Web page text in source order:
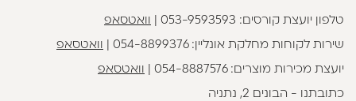
טלפון יועצת קורסים: 053-9593593 וואטסאפ
שירות לקוחות מחלקת אונליין:054-8899376 וואטסאפ
יועצת מכירות מוצרים:054-8887576 וואטסאפ
כתובתנו - הבונים 2, נתניה